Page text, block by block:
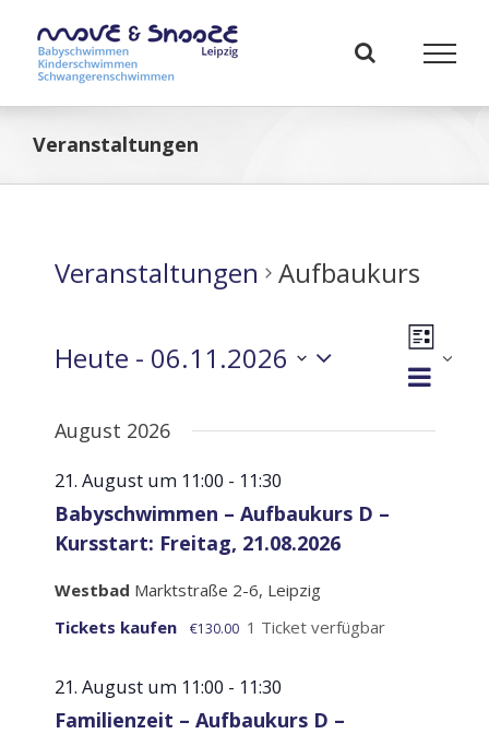
Inhalt
springen
Veranstaltungen
Veranstaltungen Aufbaukurs
Liste
Heute - 06.11.2026
wählen.
August 2026
21. August um 11:00 - 11:30
Babyschwimmen – Aufbaukurs D –
Kursstart: Freitag, 21.08.2026
Westbad Marktstraße 2-6, Leipzig
Tickets kaufen
€130.00 1 Ticket verfügbar
21. August um 11:00 - 11:30
Familienzeit – Aufbaukurs D –